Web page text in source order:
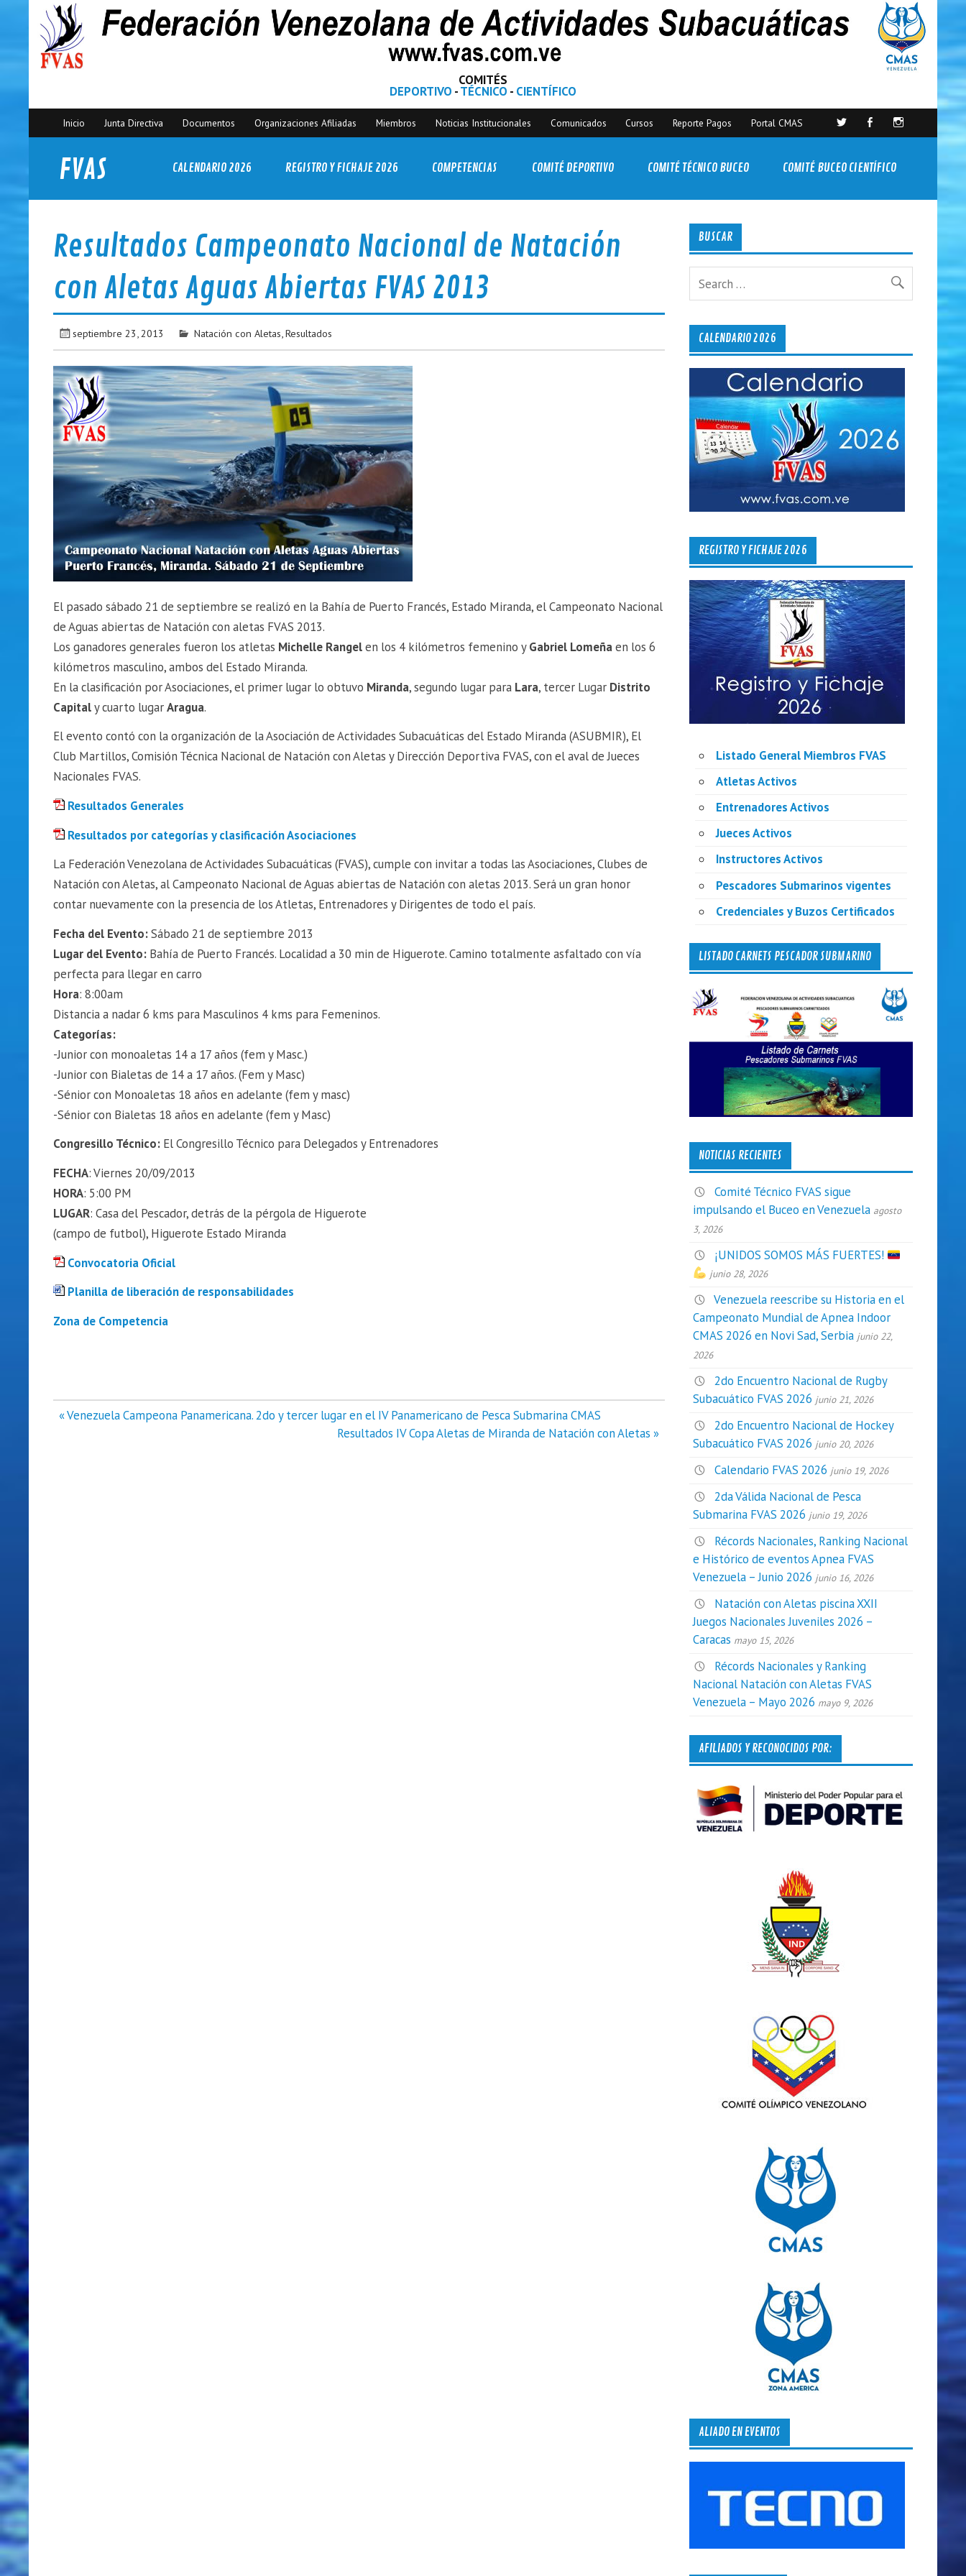
COMITÉS
DEPORTIVO -TÉCNICO - CIENTÍFICO
Inicio Junta Directiva Documentos Organizaciones Afiliadas Miembros Noticias Institucionales Comunicados Cursos Reporte Pagos Portal CMAS
FVAS
Federación Venezolana de Actividades Subacuáticas
CALENDARIO 2026 REGISTRO Y FICHAJE 2026 COMPETENCIAS COMITÉ DEPORTIVO COMITÉ TÉCNICO BUCEO COMITÉ BUCEO CIENTÍFICO
Resultados Campeonato Nacional de Natación
con Aletas Aguas Abiertas FVAS 2013
septiembre 23, 2013 Natación con Aletas ,Resultados
El pasado sábado 21 de septiembre se realizó en la Bahía de Puerto Francés, Estado Miranda, el Campeonato Nacional
de Aguas abiertas de Natación con aletas FVAS 2013.
Los ganadores generales fueron los atletas Michelle Rangelen los 4 kilómetros femenino yGabriel Lomeñaen los 6
kilómetros masculino, ambos del Estado Miranda.
En la clasificación por Asociaciones, el primer lugar lo obtuvo Miranda, segundo lugar para Lara, tercer Lugar Distrito
Capitaly cuarto lugarAragua.
El evento contó con la organización de la Asociación de Actividades Subacuáticas del Estado Miranda (ASUBMIR), El
Club Martillos, Comisión Técnica Nacional de Natación con Aletas y Dirección Deportiva FVAS, con el aval de Jueces
Nacionales FVAS.
Resultados Generales
Resultados por categorías y clasificación Asociaciones
La Federación Venezolana de Actividades Subacuáticas (FVAS), cumple con invitar a todas las Asociaciones, Clubes de
Natación con Aletas, al Campeonato Nacional de Aguas abiertas de Natación con aletas 2013. Será un gran honor
contar nuevamente con la presencia de los Atletas, Entrenadores y Dirigentes de todo el país.
Fecha del Evento:Sábado 21 de septiembre 2013
Lugar del Evento:Bahía de Puerto Francés. Localidad a 30 min de Higuerote. Camino totalmente asfaltado con vía
perfecta para llegar en carro
Hora: 8:00am
Distancia a nadar 6 kms para Masculinos 4 kms para Femeninos.
Categorías:
-Junior con monoaletas 14 a 17 años (fem y Masc.)
-Junior con Bialetas de 14 a 17 años. (Fem y Masc)
-Sénior con Monoaletas 18 años en adelante (fem y masc)
-Sénior con Bialetas 18 años en adelante (fem y Masc)
Congresillo Técnico:El Congresillo Técnico para Delegados y Entrenadores
FECHA: Viernes 20/09/2013
HORA: 5:00 PM
LUGAR: Casa del Pescador, detrás de la pérgola de Higuerote
(campo de futbol), Higuerote Estado Miranda
Convocatoria Oficial
Planilla de liberación de responsabilidades
Zona de Competencia
Navegación
« Venezuela Campeona Panamericana. 2do y tercer lugar en el IV Panamericano de Pesca Submarina CMAS
Resultados IV Copa Aletas de Miranda de Natación con Aletas »
BUSCAR
CALENDARIO 2026
REGISTRO Y FICHAJE 2026
Listado General Miembros FVAS
Atletas Activos
Entrenadores Activos
Jueces Activos
Instructores Activos
Pescadores Submarinos vigentes
Credenciales y Buzos Certificados
LISTADO CARNETS PESCADOR SUBMARINO
NOTICIAS RECIENTES
Comité Técnico FVAS sigue
impulsando el Buceo en Venezuela agosto
3, 2026
¡UNIDOS SOMOS MÁS FUERTES!
junio 28, 2026
Venezuela reescribe su Historia en el
Campeonato Mundial de Apnea Indoor
CMAS 2026 en Novi Sad, Serbia junio 22,
2026
2do Encuentro Nacional de Rugby
Subacuático FVAS 2026 junio 21, 2026
2do Encuentro Nacional de Hockey
Subacuático FVAS 2026 junio 20, 2026
Calendario FVAS 2026 junio 19, 2026
2da Válida Nacional de Pesca
Submarina FVAS 2026 junio 19, 2026
Récords Nacionales, Ranking Nacional
e Histórico de eventos Apnea FVAS
Venezuela – Junio 2026 junio 16, 2026
Natación con Aletas piscina XXII
Juegos Nacionales Juveniles 2026 –
Caracas mayo 15, 2026
Récords Nacionales y Ranking
Nacional Natación con Aletas FVAS
Venezuela – Mayo 2026 mayo 9, 2026
AFILIADOS Y RECONOCIDOS POR:
ALIADO EN EVENTOS